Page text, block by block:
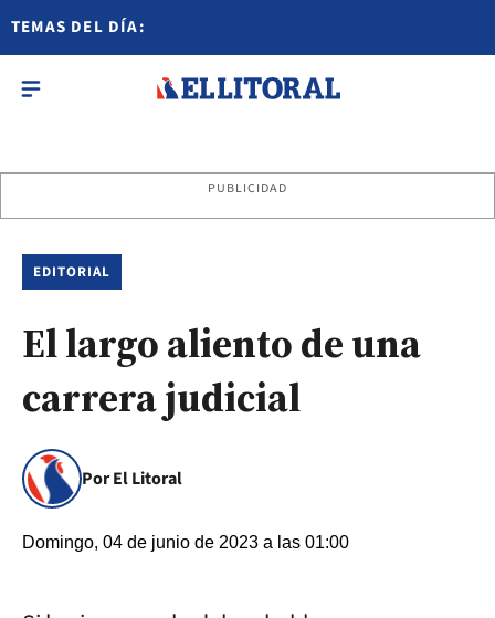
TEMAS DEL DÍA:
PUBLICIDAD
EDITORIAL
El largo aliento de una
carrera judicial
Por El Litoral
Domingo, 04 de junio de 2023 a las 01:00